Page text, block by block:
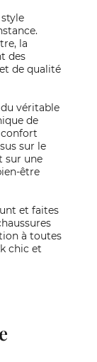
la
des
de qualité
véritable
de
sur le
sur une
être
et faites
à toutes
chic et